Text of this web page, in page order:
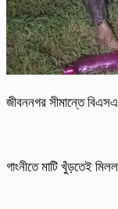
জীবননগর সীমান্তে
গাংনীতে মাটি খুঁড়তেই